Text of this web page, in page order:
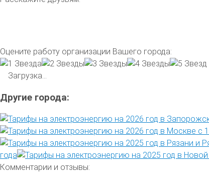
Оцените работу организации Вашего города:
Загрузка...
Другие города:
года
Комментарии и отзывы: